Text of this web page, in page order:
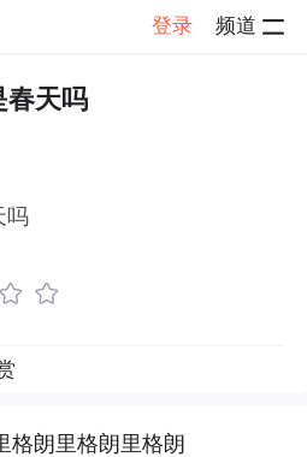
登录 频道
慨 帖子详情
春天吗
吗
格朗里格朗里格朗